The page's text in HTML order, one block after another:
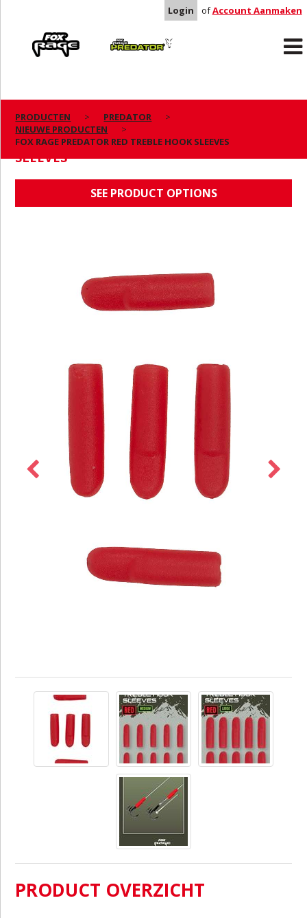
Login ofAccount Aanmaken
Predator
PRODUCTEN
PREDATOR
NIEUWE PRODUCTEN
FOX RAGE PREDATOR RED TREBLE HOOK SLEEVES
FOX RAGE PREDATOR RED TREBLE HOOK
SLEEVES
SEE PRODUCT OPTIONS
PRODUCT OVERZICHT